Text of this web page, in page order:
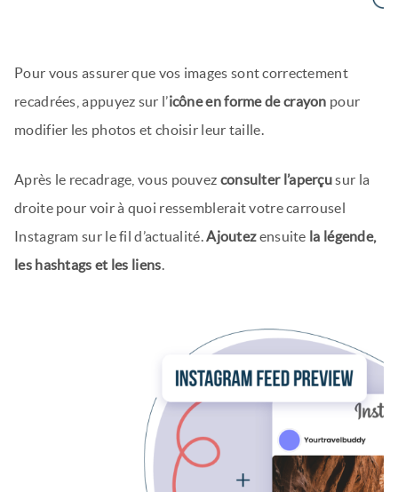
Pour vous assurer que vos images sont correctement
recadrées, appuyez sur l’icône en forme de crayon pour
modifier les photos et choisir leur taille.
Après le recadrage, vous pouvez consulter l’aperçusur la
droite pour voir à quoi ressemblerait votre carrousel
Instagram sur le fil d’actualité. Ajoutezensuite la légende,
les hashtags et les liens